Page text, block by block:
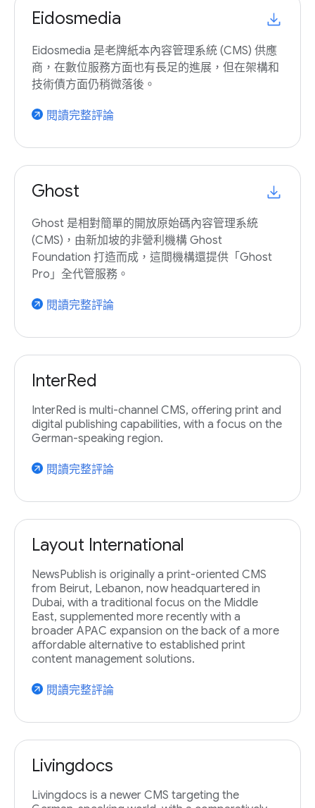
Eidosmedia
Eidosmedia 是老牌紙本內容管理系統 (CMS) 供應
商，在數位服務方面也有長足的進展，但在架構和
技術債方面仍稍微落後。
arrow_outward 閱讀完整評論
Ghost
Ghost 是相對簡單的開放原始碼內容管理系統
(CMS)，由新加坡的非營利機構 Ghost
Foundation 打造而成，這間機構還提供「Ghost
Pro」全代管服務。
arrow_outward 閱讀完整評論
InterRed
InterRed is multi-channel CMS, offering print and
digital publishing capabilities, with a focus on the
German-speaking region.
arrow_outward 閱讀完整評論
Layout International
NewsPublish is originally a print-oriented CMS
from Beirut, Lebanon, now headquartered in
Dubai, with a traditional focus on the Middle
East, supplemented more recently with a
broader APAC expansion on the back of a more
affordable alternative to established print
content management solutions.
arrow_outward 閱讀完整評論
Livingdocs
Livingdocs is a newer CMS targeting the